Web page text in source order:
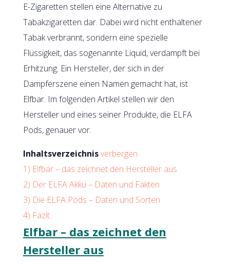
E-Zigaretten stellen eine Alternative zu
Tabakzigaretten dar. Dabei wird nicht enthaltener
Tabak verbrannt, sondern eine spezielle
Flüssigkeit, das sogenannte Liquid, verdampft bei
Erhitzung. Ein Hersteller, der sich in der
Dampferszene einen Namen gemacht hat, ist
Elfbar. Im folgenden Artikel stellen wir den
Hersteller und eines seiner Produkte, die ELFA
Pods, genauer vor.
Inhaltsverzeichnisverbergen
1) Elfbar – das zeichnet den Hersteller aus
2) Der ELFA Akku – Daten und Fakten
3) Die ELFA Pods – Daten und Sorten
4) Fazit
Elfbar – das zeichnet den
Hersteller aus